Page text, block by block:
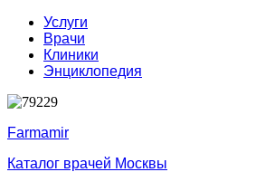
Услуги
Врачи
Клиники
Энциклопедия
Farmamir
Каталог врачей Москвы